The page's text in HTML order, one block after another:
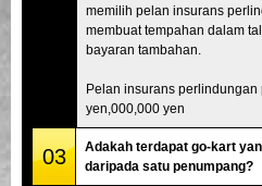
memilih pelan insurans
membuat tempahan dalam
bayaran tambahan.
Pelan insurans
yen,000,000 yen
03
Adakah terdapat go-kart
daripada satu penumpang?